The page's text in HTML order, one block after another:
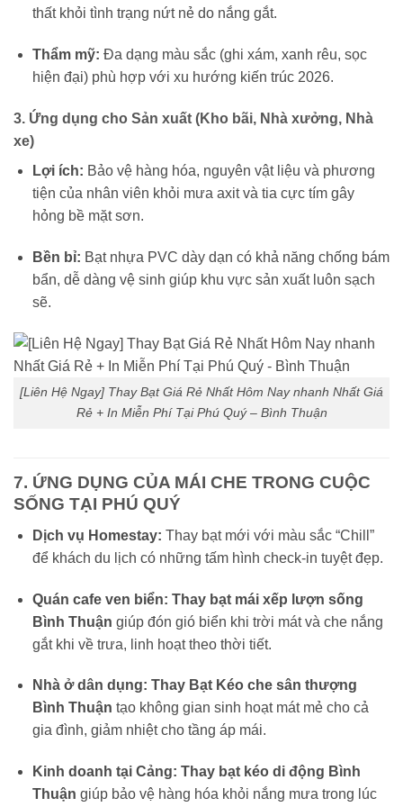
thất khỏi tình trạng nứt nẻ do nắng gắt.
Thẩm mỹ: Đa dạng màu sắc (ghi xám, xanh rêu, sọc
hiện đại) phù hợp với xu hướng kiến trúc 2026.
3. Ứng dụng cho Sản xuất (Kho bãi, Nhà xưởng, Nhà
xe)
Lợi ích: Bảo vệ hàng hóa, nguyên vật liệu và phương
tiện của nhân viên khỏi mưa axit và tia cực tím gây
hỏng bề mặt sơn.
Bền bỉ: Bạt nhựa PVC dày dạn có khả năng chống bám
bẩn, dễ dàng vệ sinh giúp khu vực sản xuất luôn sạch
sẽ.
[Liên Hệ Ngay] Thay Bạt Giá Rẻ Nhất Hôm Nay nhanh Nhất Giá
Rẻ + In Miễn Phí Tại Phú Quý – Bình Thuận
7. ỨNG DỤNG CỦA MÁI CHE TRONG CUỘC
SỐNG TẠI PHÚ QUÝ
Dịch vụ Homestay: Thay bạt mới với màu sắc “Chill”
để khách du lịch có những tấm hình check-in tuyệt đẹp.
Quán cafe ven biển: Thay bạt mái xếp lượn sống
Bình Thuận giúp đón gió biển khi trời mát và che nắng
gắt khi về trưa, linh hoạt theo thời tiết.
Nhà ở dân dụng: Thay Bạt Kéo che sân thượng
Bình Thuận tạo không gian sinh hoạt mát mẻ cho cả
gia đình, giảm nhiệt cho tầng áp mái.
Kinh doanh tại Cảng: Thay bạt kéo di động Bình
Thuận giúp bảo vệ hàng hóa khỏi nắng mưa trong lúc